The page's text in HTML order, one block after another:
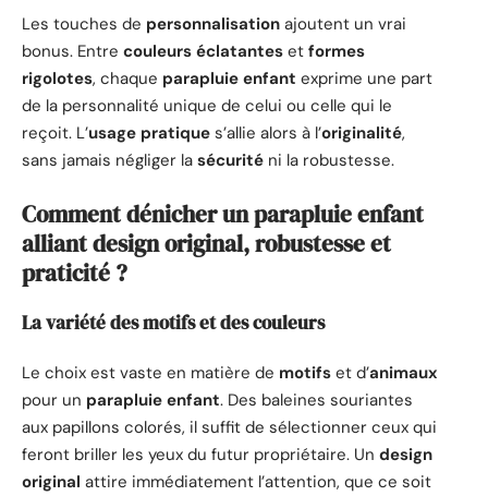
Les touches de personnalisation ajoutent un vrai
bonus. Entre couleurs éclatantes et formes
rigolotes, chaque parapluie enfant exprime une part
de la personnalité unique de celui ou celle qui le
reçoit. L’usage pratique s’allie alors à l’originalité,
sans jamais négliger la sécurité ni la robustesse.
Comment dénicher un parapluie enfant
alliant design original, robustesse et
praticité ?
La variété des motifs et des couleurs
Le choix est vaste en matière de motifs et d’animaux
pour un parapluie enfant. Des baleines souriantes
aux papillons colorés, il suffit de sélectionner ceux qui
feront briller les yeux du futur propriétaire. Un design
original attire immédiatement l’attention, que ce soit